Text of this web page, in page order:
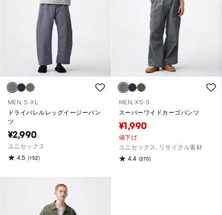
MEN, S-XL
ドライバレルレッグイージーパン
ツ
¥2,990
ユニセックス
4.5 (152)
MEN, XS-S
スーパーワイドカーゴパンツ
¥1,990
値下げ
ユニセックス, リサイクル素材
4.4 (370)